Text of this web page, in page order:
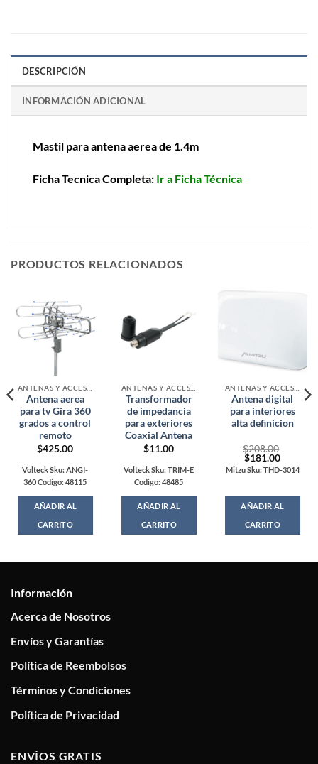
DESCRIPCIÓN
INFORMACIÓN ADICIONAL
Mastil para antena aerea de 1.4m
Ficha Tecnica Completa: Ir a Ficha Técnica
PRODUCTOS RELACIONADOS
Antena aerea
para tv Gira 360
grados a control
remoto
$425.00
Volteck Sku: ANGI-
360 Codigo: 48115
AÑADIR AL
CARRITO
Transformador
de impedancia
para exteriores
Coaxial Antena
$11.00
Volteck Sku: TRIM-E
Codigo: 48485
AÑADIR AL
CARRITO
Antena digital
para interiores
alta definicion
$208.00
Original
price
was:
$181.00Current
price
is:
Mitzu Sku: THD-3014
AÑADIR AL
CARRITO
Información
Acerca de Nosotros
Envíos y Garantías
Política de Reembolsos
Términos y Condiciones
Política de Privacidad
ENVÍOS GRATIS